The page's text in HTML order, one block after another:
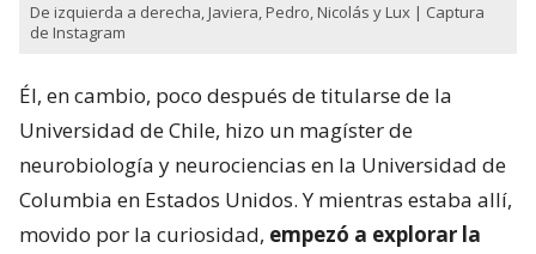
De izquierda a derecha, Javiera, Pedro, Nicolás y Lux | Captura
de Instagram
Él, en cambio, poco después de titularse de la
Universidad de Chile, hizo un magíster de
neurobiología y neurociencias en la Universidad de
Columbia en Estados Unidos. Y mientras estaba allí,
movido por la curiosidad, empezó a explorar la